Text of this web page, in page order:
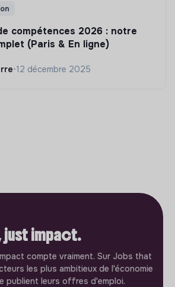
compétences 2026 : notre
(Paris & En ligne)
•12 décembre 2025
just impact.
compte vraiment. Sur Jobs that
les plus ambitieux de l'économie
publient leurs offres d'emploi.